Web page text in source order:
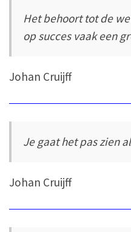
Het behoort tot de
op succes vaak een
Johan Cruijff
Je gaat het pas zien
Johan Cruijff